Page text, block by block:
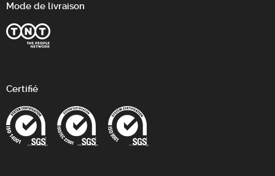
Mode de livraison
Certifié